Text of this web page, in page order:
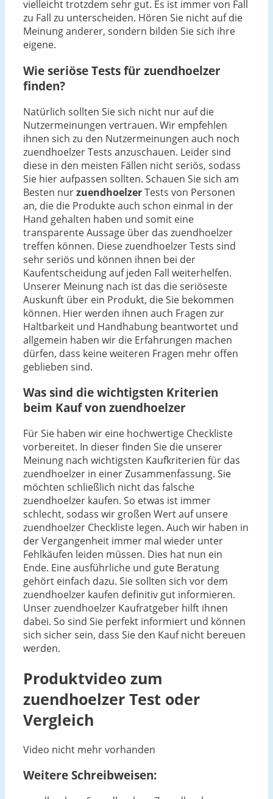
vielleicht trotzdem sehr gut. Es ist immer von Fall
zu Fall zu unterscheiden. Hören Sie nicht auf die
Meinung anderer, sondern bilden Sie sich ihre
eigene.
Wie seriöse Tests für zuendhoelzer
finden?
Natürlich sollten Sie sich nicht nur auf die
Nutzermeinungen vertrauen. Wir empfehlen
ihnen sich zu den Nutzermeinungen auch noch
zuendhoelzer Tests anzuschauen. Leider sind
diese in den meisten Fällen nicht seriös, sodass
Sie hier aufpassen sollten. Schauen Sie sich am
Besten nurzuendhoelzerTests von Personen
an, die die Produkte auch schon einmal in der
Hand gehalten haben und somit eine
transparente Aussage über das zuendhoelzer
treffen können. Diese zuendhoelzer Tests sind
sehr seriös und können ihnen bei der
Kaufentscheidung auf jeden Fall weiterhelfen.
Unserer Meinung nach ist das die seriöseste
Auskunft über ein Produkt, die Sie bekommen
können. Hier werden ihnen auch Fragen zur
Haltbarkeit und Handhabung beantwortet und
allgemein haben wir die Erfahrungen machen
dürfen, dass keine weiteren Fragen mehr offen
geblieben sind.
Was sind die wichtigsten Kriterien
beim Kauf von zuendhoelzer
Für Sie haben wir eine hochwertige Checkliste
vorbereitet. In dieser finden Sie die unserer
Meinung nach wichtigsten Kaufkriterien für das
zuendhoelzer in einer Zusammenfassung. Sie
möchten schließlich nicht das falsche
zuendhoelzer kaufen. So etwas ist immer
schlecht, sodass wir großen Wert auf unsere
zuendhoelzer Checkliste legen. Auch wir haben in
der Vergangenheit immer mal wieder unter
Fehlkäufen leiden müssen. Dies hat nun ein
Ende. Eine ausführliche und gute Beratung
gehört einfach dazu. Sie sollten sich vor dem
zuendhoelzer kaufen definitiv gut informieren.
Unser zuendhoelzer Kaufratgeber hilft ihnen
dabei. So sind Sie perfekt informiert und können
sich sicher sein, dass Sie den Kauf nicht bereuen
werden.
Produktvideo zum
zuendhoelzer Test oder
Vergleich
Video nicht mehr vorhanden
Weitere Schreibweisen: